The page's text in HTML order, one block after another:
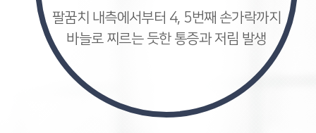
팔꿈치 내측에서부터 4, 5번째 손가락까지
바늘로 찌르는 듯한 통증과 저림 발생